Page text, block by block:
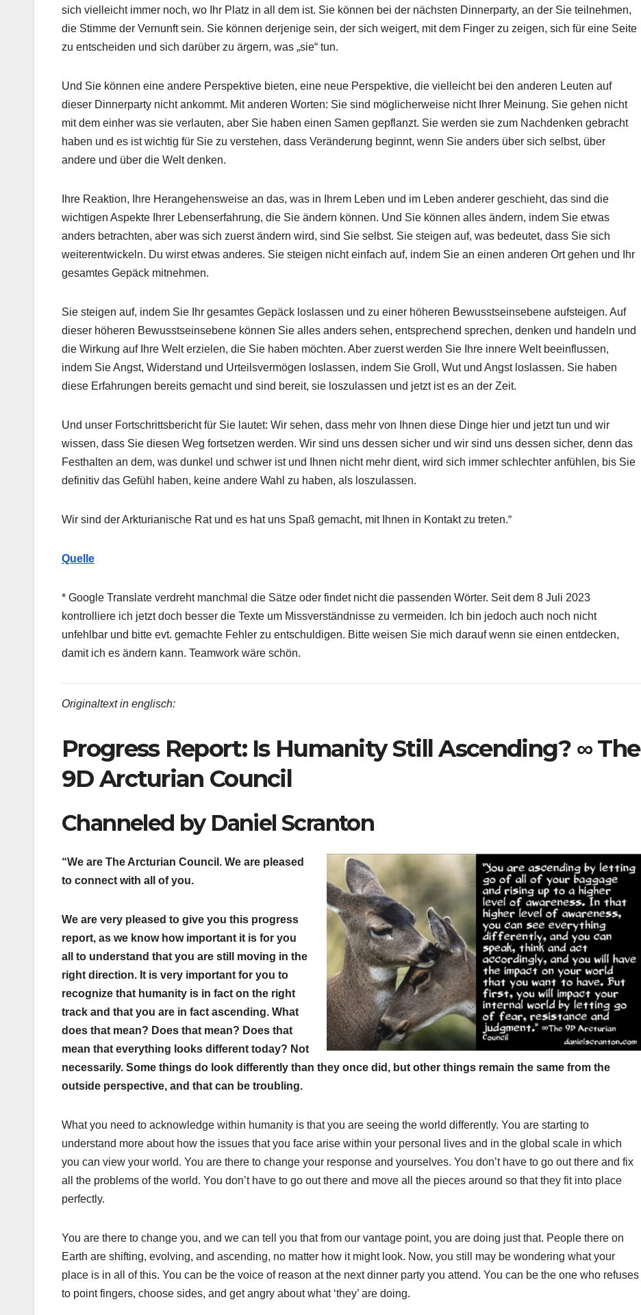
sich vielleicht immer noch, wo Ihr Platz in all dem ist. Sie können bei der nächsten Dinnerparty, an der Sie teilnehmen,
die Stimme der Vernunft sein. Sie können derjenige sein, der sich weigert, mit dem Finger zu zeigen, sich für eine Seite
zu entscheiden und sich darüber zu ärgern, was „sie“ tun.
Und Sie können eine andere Perspektive bieten, eine neue Perspektive, die vielleicht bei den anderen Leuten auf
dieser Dinnerparty nicht ankommt. Mit anderen Worten: Sie sind möglicherweise nicht Ihrer Meinung. Sie gehen nicht
mit dem einher was sie verlauten, aber Sie haben einen Samen gepflanzt. Sie werden sie zum Nachdenken gebracht
haben und es ist wichtig für Sie zu verstehen, dass Veränderung beginnt, wenn Sie anders über sich selbst, über
andere und über die Welt denken.
Ihre Reaktion, Ihre Herangehensweise an das, was in Ihrem Leben und im Leben anderer geschieht, das sind die
wichtigen Aspekte Ihrer Lebenserfahrung, die Sie ändern können. Und Sie können alles ändern, indem Sie etwas
anders betrachten, aber was sich zuerst ändern wird, sind Sie selbst. Sie steigen auf, was bedeutet, dass Sie sich
weiterentwickeln. Du wirst etwas anderes. Sie steigen nicht einfach auf, indem Sie an einen anderen Ort gehen und Ihr
gesamtes Gepäck mitnehmen.
Sie steigen auf, indem Sie Ihr gesamtes Gepäck loslassen und zu einer höheren Bewusstseinsebene aufsteigen. Auf
dieser höheren Bewusstseinsebene können Sie alles anders sehen, entsprechend sprechen, denken und handeln und
die Wirkung auf Ihre Welt erzielen, die Sie haben möchten. Aber zuerst werden Sie Ihre innere Welt beeinflussen,
indem Sie Angst, Widerstand und Urteilsvermögen loslassen, indem Sie Groll, Wut und Angst loslassen. Sie haben
diese Erfahrungen bereits gemacht und sind bereit, sie loszulassen und jetzt ist es an der Zeit.
Und unser Fortschrittsbericht für Sie lautet: Wir sehen, dass mehr von Ihnen diese Dinge hier und jetzt tun und wir
wissen, dass Sie diesen Weg fortsetzen werden. Wir sind uns dessen sicher und wir sind uns dessen sicher, denn das
Festhalten an dem, was dunkel und schwer ist und Ihnen nicht mehr dient, wird sich immer schlechter anfühlen, bis Sie
definitiv das Gefühl haben, keine andere Wahl zu haben, als loszulassen.
Wir sind der Arkturianische Rat und es hat uns Spaß gemacht, mit Ihnen in Kontakt zu treten.“
Quelle
* Google Translate verdreht manchmal die Sätze oder findet nicht die passenden Wörter. Seit dem 8 Juli 2023
kontrolliere ich jetzt doch besser die Texte um Missverständnisse zu vermeiden. Ich bin jedoch auch noch nicht
unfehlbar und bitte evt. gemachte Fehler zu entschuldigen. Bitte weisen Sie mich darauf wenn sie einen entdecken,
damit ich es ändern kann. Teamwork wäre schön.
Originaltext in englisch:
Progress Report: Is Humanity Still Ascending? ∞ The
9D Arcturian Council
Channeled by Daniel Scranton
“We are The Arcturian Council. We are pleased
to connect with all of you.
We are very pleased to give you this progress
report, as we know how important it is for you
all to understand that you are still moving in the
right direction. It is very important for you to
recognize that humanity is in fact on the right
track and that you are in fact ascending. What
does that mean? Does that mean? Does that
mean that everything looks different today? Not
necessarily. Some things do look differently than they once did, but other things remain the same from the
outside perspective, and that can be troubling.
What you need to acknowledge within humanity is that you are seeing the world differently. You are starting to
understand more about how the issues that you face arise within your personal lives and in the global scale in which
you can view your world. You are there to change your response and yourselves. You don’t have to go out there and fix
all the problems of the world. You don’t have to go out there and move all the pieces around so that they fit into place
perfectly.
You are there to change you, and we can tell you that from our vantage point, you are doing just that. People there on
Earth are shifting, evolving, and ascending, no matter how it might look. Now, you still may be wondering what your
place is in all of this. You can be the voice of reason at the next dinner party you attend. You can be the one who refuses
to point fingers, choose sides, and get angry about what ‘they’ are doing.